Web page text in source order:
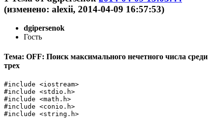
(изменено: alexii, 2014-04-09 16:57:53)
dgipersenok
Гость
Тема: OFF: Поиск максимального нечетного числа среди
трех
#include <iostream>
#include <stdio.h>
#include <math.h>
#include <conio.h>
#include <string.h>